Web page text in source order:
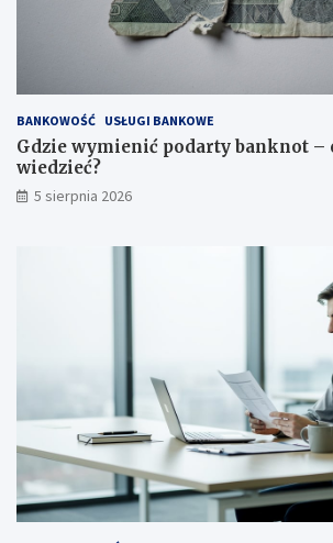
BANKOWOŚĆ USŁUGI BANKOWE
Gdzie wymienić podarty banknot –
wiedzieć?
5 sierpnia 2026